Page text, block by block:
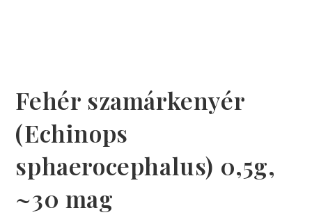
Fehér szamárkenyér
(Echinops
sphaerocephalus) 0,5g,
~30 mag